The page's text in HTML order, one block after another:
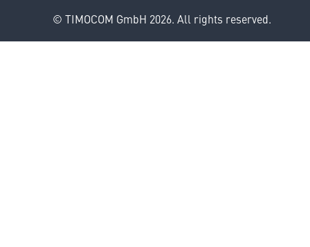
© TIMOCOM GmbH 2026. All rights reserved.